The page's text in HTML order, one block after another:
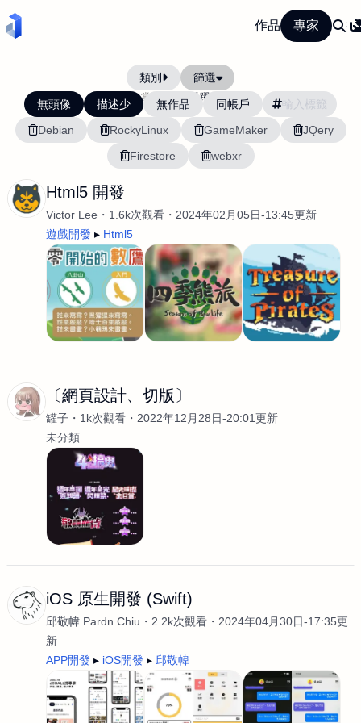
作品 專家
類別 篩選
當前排序: 活躍度
無頭像 描述少 無作品
同帳戶
Debian
RockyLinux GameMaker
JQery
Firestore
webxr
Html5 開發
Victor Lee 1.6k次觀看
2024年02月05日-13:45更新
遊戲開發
Html5
〔網頁設計、切版〕
罐子 1k次觀看
2022年12月28日-20:01更新
未分類
iOS 原生開發 (Swift)
邱敬幃 Pardn Chiu 2.2k次觀看
2024年04月30日-17:35更
新
APP開發
iOS開發 邱敬幃